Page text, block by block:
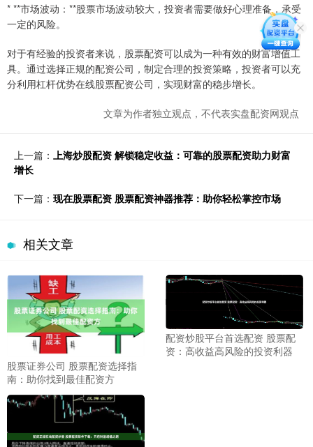
* **市场波动：**股票市场波动较大，投资者需要做好心理准备，承受
一定的风险。
对于有经验的投资者来说，股票配资可以成为一种有效的财富增值工
具。通过选择正规的配资公司，制定合理的投资策略，投资者可以充
分利用杠杆优势在线股票配资公司，实现财富的稳步增长。
文章为作者独立观点，不代表实盘配资网观点
上一篇： 上海炒股配资 解锁稳定收益：可靠的股票配资助力财富
增长
下一篇： 现在股票配资 股票配资神器推荐：助你轻松掌控市场
相关文章
股票证券公司 股票配资选择指
南：助你找到最佳配资方
配资炒股平台首选配资 股票配
资：高收益高风险的投资利器